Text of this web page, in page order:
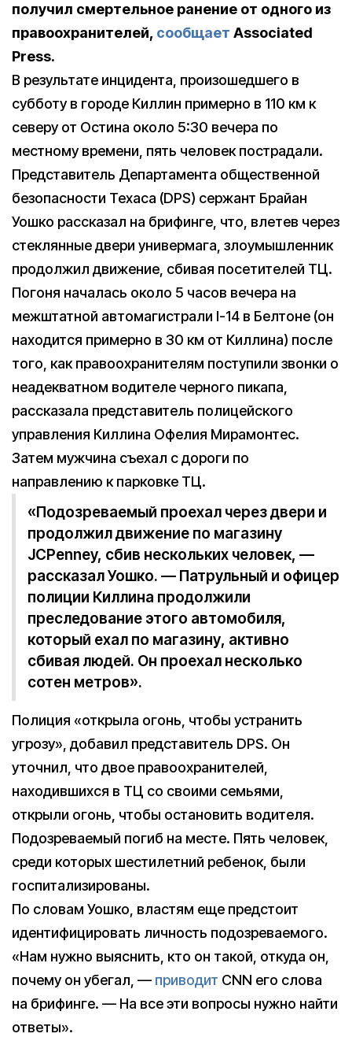
получил смертельное ранение от одного из
правоохранителей, сообщает Associated
Press.
В результате инцидента, произошедшего в
субботу в городе Киллин примерно в 110 км к
северу от Остина около 5:30 вечера по
местному времени, пять человек пострадали.
Представитель Департамента общественной
безопасности Техаса (DPS) сержант Брайан
Уошко рассказал на брифинге, что, влетев через
стеклянные двери универмага, злоумышленник
продолжил движение, сбивая посетителей ТЦ.
Погоня началась около 5 часов вечера на
межштатной автомагистрали I-14 в Белтоне (он
находится примерно в 30 км от Киллина) после
того, как правоохранителям поступили звонки о
неадекватном водителе черного пикапа,
рассказала представитель полицейского
управления Киллина Офелия Мирамонтес.
Затем мужчина съехал с дороги по
направлению к парковке ТЦ.
«Подозреваемый проехал через двери и
продолжил движение по магазину
JCPenney, сбив нескольких человек, —
рассказал Уошко. — Патрульный и офицер
полиции Киллина продолжили
преследование этого автомобиля,
который ехал по магазину, активно
сбивая людей. Он проехал несколько
сотен метров».
Полиция «открыла огонь, чтобы устранить
угрозу», добавил представитель DPS. Он
уточнил, что двое правоохранителей,
находившихся в ТЦ со своими семьями,
открыли огонь, чтобы остановить водителя.
Подозреваемый погиб на месте. Пять человек,
среди которых шестилетний ребенок, были
госпитализированы.
По словам Уошко, властям еще предстоит
идентифицировать личность подозреваемого.
«Нам нужно выяснить, кто он такой, откуда он,
почему он убегал, — приводит CNN его слова
на брифинге. — На все эти вопросы нужно найти
ответы».